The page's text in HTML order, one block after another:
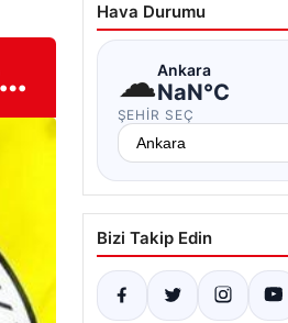
Hava Durumu
☁Ankara
NaN°C
ŞEHIR SEÇ
Bizi Takip Edin